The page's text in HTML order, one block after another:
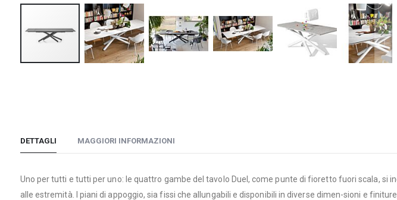
immagini
DETTAGLI
Uno per tutti e tutti per uno: le quattro gambe del tavolo Duel, come punte di fioretto fuori scala,
alle estremità. I piani di appoggio, sia fissi che allungabili e disponibili in diverse dimen-sioni e
MAGGIORI INFORMAZIONI